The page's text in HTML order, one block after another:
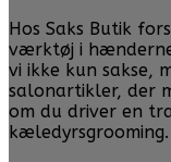
Hos Saks Butik
værktøj i
vi ikke kun sakse,
salonartikler, der
om du driver en
kæledyrsgrooming.